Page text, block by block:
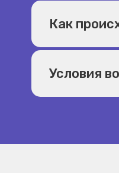
Как
Условия